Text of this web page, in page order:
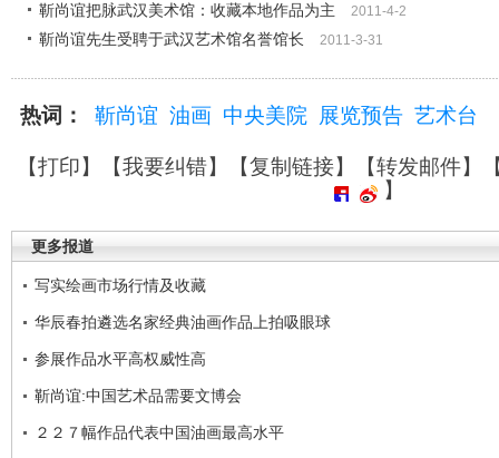
靳尚谊把脉武汉美术馆：收藏本地作品为主 2011-4-2
靳尚谊先生受聘于武汉艺术馆名誉馆长 2011-3-31
热词： 靳尚谊 油画 中央美院 展览预告 艺术台
【打印】【我要纠错】【复制链接】【转发邮件】
】
更多报道
写实绘画市场行情及收藏
华辰春拍遴选名家经典油画作品上拍吸眼球
参展作品水平高权威性高
靳尚谊:中国艺术品需要文博会
２２７幅作品代表中国油画最高水平